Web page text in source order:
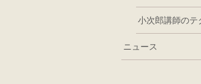
小次郎講師のテ
ニュース